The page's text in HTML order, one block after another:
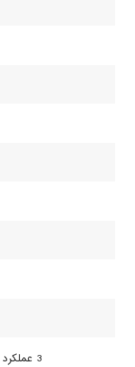
3 عملکرد خردکن - مخلوط کن - شیک کردن